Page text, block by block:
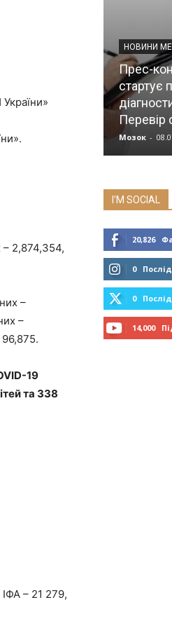
– 2,874,354,
–
–
19
та 338
– 21 279,
НОВИНИ
Прес-
стартує
Перевір
Мозок -
I'M SOCIAL
20,826
0
0
14,000